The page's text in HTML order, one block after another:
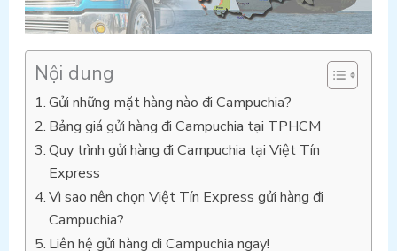
Nội dung
Gửi những mặt hàng nào đi Campuchia?
Bảng giá gửi hàng đi Campuchia tại TPHCM
Quy trình gửi hàng đi Campuchia tại Việt Tín
Express
Vì sao nên chọn Việt Tín Express gửi hàng đi
Campuchia?
Liên hệ gửi hàng đi Campuchia ngay!